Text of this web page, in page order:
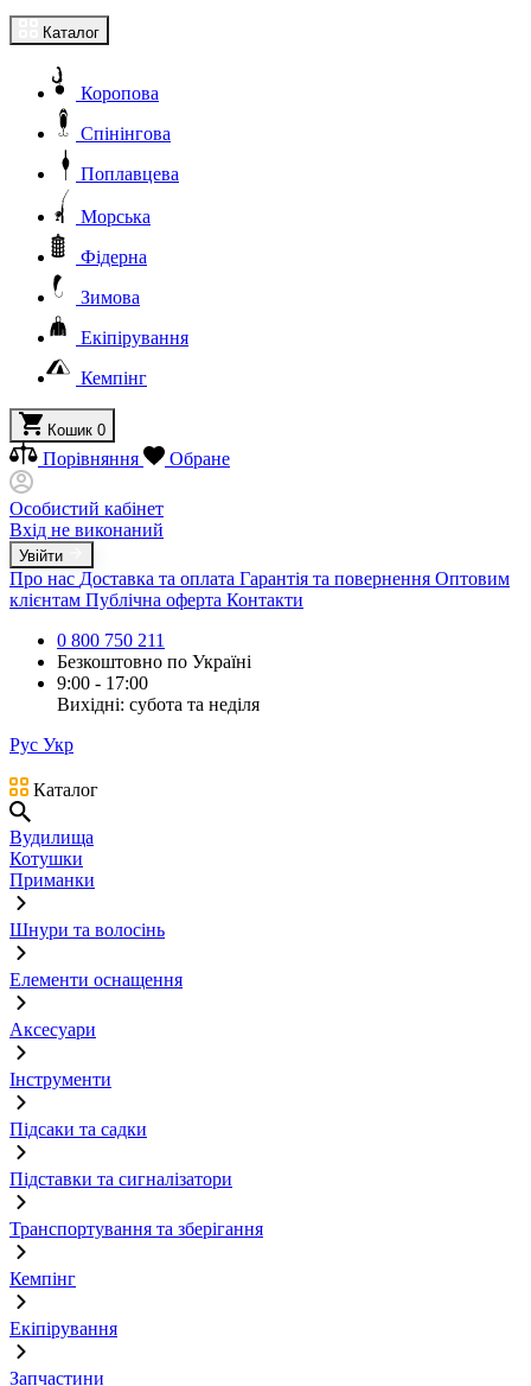
Каталог
Коропова
Спінінгова
Поплавцева
Морська
Фідерна
Зимова
Екіпірування
Кемпінг
Кошик 0
Порівняння Обране
Особистий кабінет
Вхід не виконаний
Увійти
Про нас Доставка та оплата Гарантія та повернення Оптовим
клієнтам Публічна оферта Контакти
0 800 750 211
Безкоштовно по Україні
9:00 - 17:00
Вихідні: субота та неділя
Рус Укр
Каталог
Вудилища
Котушки
Приманки
Шнури та волосінь
Елементи оснащення
Аксесуари
Інструменти
Підсаки та садки
Підставки та сигналізатори
Транспортування та зберігання
Кемпінг
Екіпірування
Запчастини